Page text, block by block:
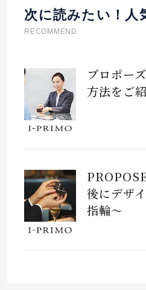
次に読みたい！人
RECOMMEND
プロポー
方法をご
後にデザ
指輪～